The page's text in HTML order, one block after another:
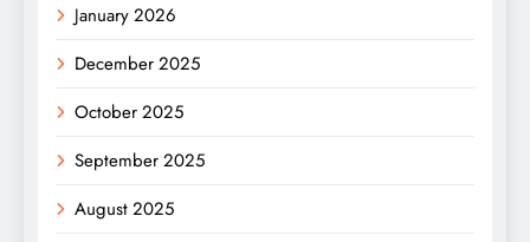
January 2026
December 2025
October 2025
September 2025
August 2025